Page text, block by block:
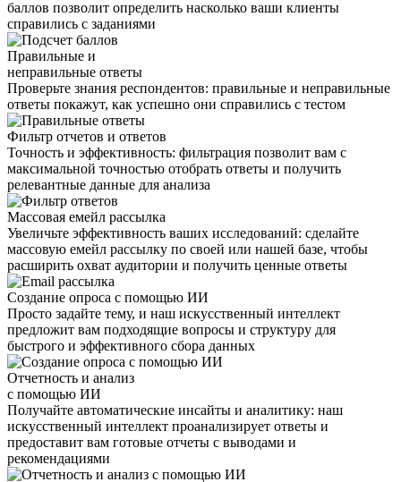
баллов позволит определить насколько ваши клиенты
справились с заданиями
Правильные и
неправильные ответы
Проверьте знания респондентов: правильные и неправильные
ответы покажут, как успешно они справились с тестом
Фильтр отчетов и ответов
Точность и эффективность: фильтрация позволит вам с
максимальной точностью отобрать ответы и получить
релевантные данные для анализа
Массовая емейл рассылка
Увеличьте эффективность ваших исследований: сделайте
массовую емейл рассылку по своей или нашей базе, чтобы
расширить охват аудитории и получить ценные ответы
Создание опроса с помощью ИИ
Просто задайте тему, и наш искусственный интеллект
предложит вам подходящие вопросы и структуру для
быстрого и эффективного сбора данных
Отчетность и анализ
с помощью ИИ
Получайте автоматические инсайты и аналитику: наш
искусственный интеллект проанализирует ответы и
предоставит вам готовые отчеты с выводами и
рекомендациями